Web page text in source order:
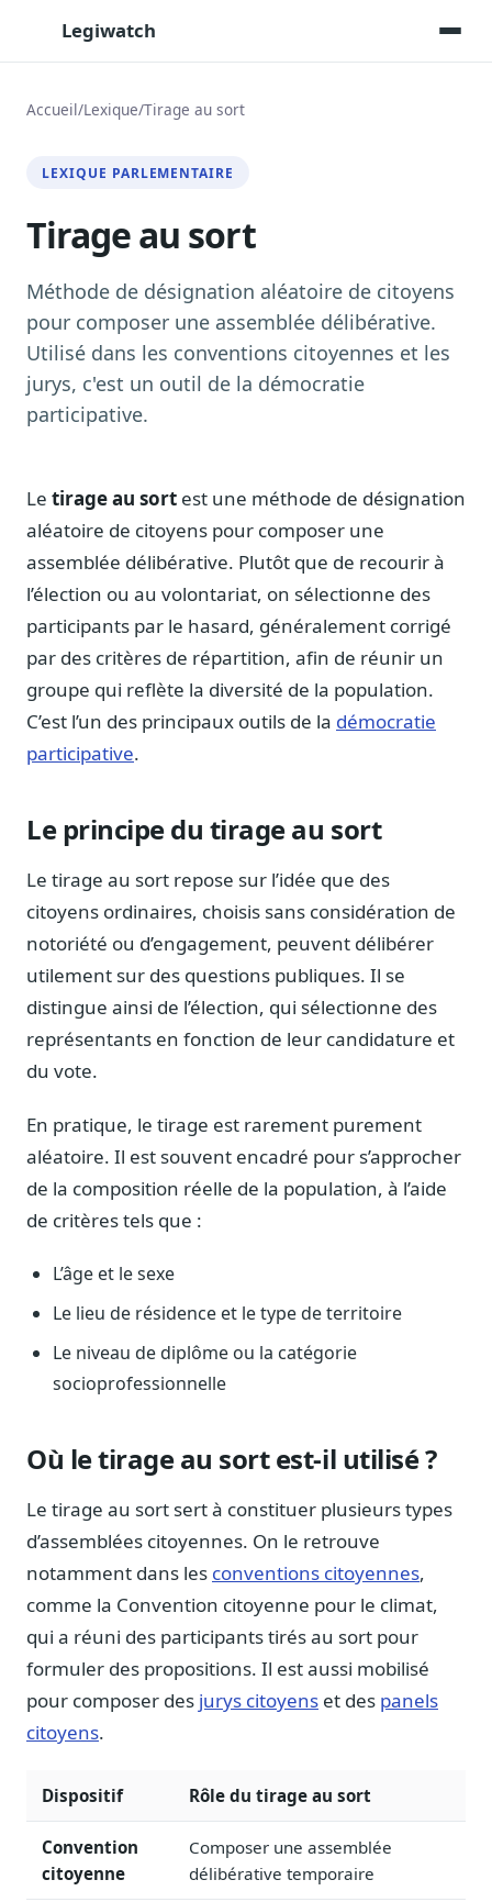
Legiwatch
Posez vos questions, réponses sourcées
Toutes les séances AN/Sénat transcrites
Synthèses IA
Résumés automatiques des dossiers longs
Veille des matinales radio
9 interviews politiques, analysées avant 10 h
Alertes personnalisées
Notes, briefings, tableaux de bord
Fiches parlementaires
Parcours, mandats, prises de position
Registre HATVP
Cartographier l'influence sur un dossier
Affaires publiques
JO, décrets, conseil des ministres, AAI
Fédérations & plaidoyer
Parlementaires
Journalistes
Veille en temps réel, embeds pour vos contenus
Chercheurs
Suivi par secteur
11 secteurs : énergie, santé, finance, numérique…
Cas d'usage concrets
Six cas pour gagner du temps
Conseil (Advisory)
Consultants seniors, plateforme Legiwatch incluse
Analyses, méthodes, coulisses
Lexique parlementaire
1027 termes expliqués
Glossaire affaires publiques
Lexique par thème métier
Sources couvertes
23 flux indexés
Nouveautés produit
Ils utilisent Legiwatch
Public Sénat, ONG, cabinets
Qui sommes-nous
Méthode, valeurs et équipe
Accueil/Lexique/Tirage au sort
LEXIQUE PARLEMENTAIRE
Tirage au sort
Méthode de désignation aléatoire de citoyens
pour composer une assemblée délibérative.
Utilisé dans les conventions citoyennes et les
jurys, c'est un outil de la démocratie
participative.
Le tirage au sort est une méthode de désignation
aléatoire de citoyens pour composer une
assemblée délibérative. Plutôt que de recourir à
l’élection ou au volontariat, on sélectionne des
participants par le hasard, généralement corrigé
par des critères de répartition, afin de réunir un
groupe qui reflète la diversité de la population.
C’est l’un des principaux outils de la démocratie
participative.
Le principe du tirage au sort
Le tirage au sort repose sur l’idée que des
citoyens ordinaires, choisis sans considération de
notoriété ou d’engagement, peuvent délibérer
utilement sur des questions publiques. Il se
distingue ainsi de l’élection, qui sélectionne des
représentants en fonction de leur candidature et
du vote.
En pratique, le tirage est rarement purement
aléatoire. Il est souvent encadré pour s’approcher
de la composition réelle de la population, à l’aide
de critères tels que :
L’âge et le sexe
Le lieu de résidence et le type de territoire
Le niveau de diplôme ou la catégorie
socioprofessionnelle
Où le tirage au sort est-il utilisé ?
Le tirage au sort sert à constituer plusieurs types
d’assemblées citoyennes. On le retrouve
notamment dans les conventions citoyennes,
comme la Convention citoyenne pour le climat,
qui a réuni des participants tirés au sort pour
formuler des propositions. Il est aussi mobilisé
pour composer des jurys citoyens et des panels
citoyens.
Dispositif Rôle du tirage au sort
Convention
citoyenne
Composer une assemblée
délibérative temporaire